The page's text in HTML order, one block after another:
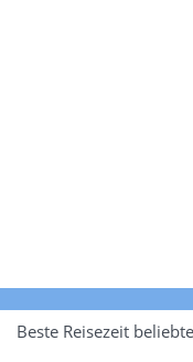
Beste Reisezeit